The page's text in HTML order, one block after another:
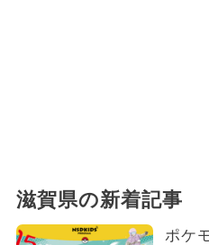
滋賀県の新着記事
ポケ